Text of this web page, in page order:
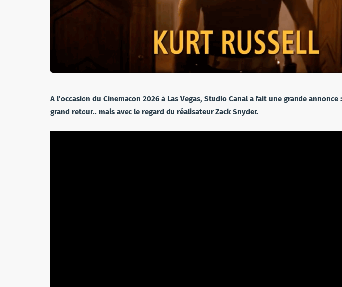
A l’occasion du Cinemacon 2026 à Las Vegas, Studio Canal a fait une grande annonce :
grand retour.. mais avec le regard du réalisateur Zack Snyder.